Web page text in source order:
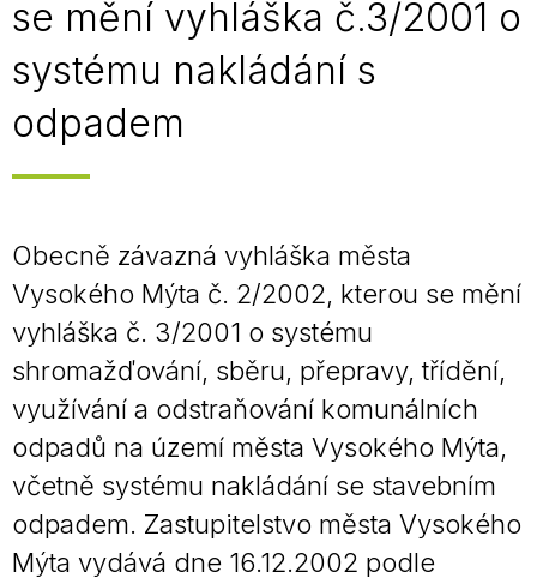
se mění vyhláška č.3/2001 o
systému nakládání s
odpadem
Obecně závazná vyhláška města
Vysokého Mýta č. 2/2002, kterou se mění
vyhláška č. 3/2001 o systému
shromažďování, sběru, přepravy, třídění,
využívání a odstraňování komunálních
odpadů na území města Vysokého Mýta,
včetně systému nakládání se stavebním
odpadem. Zastupitelstvo města Vysokého
Mýta vydává dne 16.12.2002 podle